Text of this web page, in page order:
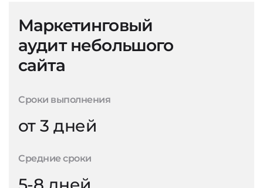
Маркетинговый
аудит небольшого
сайта
Сроки выполнения
от 3 дней
Средние сроки